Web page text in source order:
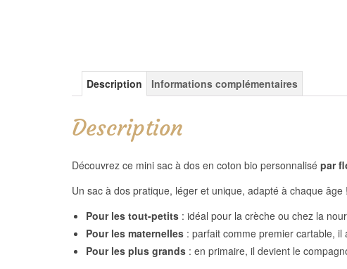
Description Informations complémentaires
Description
Découvrez ce mini sac à dos en coton bio personnalisé par
Un sac à dos pratique, léger et unique, adapté à chaque âge !
Pour les tout-petits : idéal pour la crèche ou chez la
Pour les maternelles : parfait comme premier cartable,
Pour les plus grands : en primaire, il devient le